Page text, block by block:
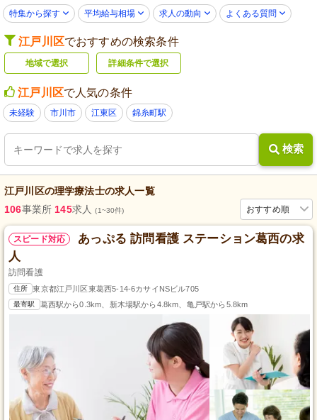
特集から探す 平均給与相場 求人の動向 よくある質問
江戸川区でおすすめの検索条件
地域で選択 詳細条件で選択
江戸川区で人気の条件
未経験 市川市 江東区 錦糸町駅
検索
江戸川区の理学療法士の求人一覧
おすすめ順
106事業所 145求人(1~30件)
スピード対応
あっぷる 訪問看護 ステーション葛西の求
人
訪問看護
住所 東京都江戸川区東葛西5-14-6カサイNSビル705
最寄駅 葛西駅から0.3km、新木場駅から4.8km、亀戸駅から5.8km